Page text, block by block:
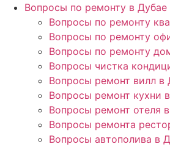
Вопросы по ремонту в Дубае
Вопросы по ремонту
Вопросы по ремонту
Вопросы по ремонту
Вопросы чистка
Вопросы ремонт вилл в
Вопросы ремонт кухни
Вопросы ремонт отеля
Вопросы ремонта
Вопросы автополива в